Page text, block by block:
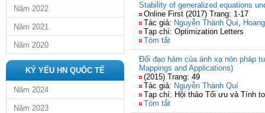
Năm 2022
Năm 2021
Năm 2020
KỶ YẾU HN QUỐC TẾ
Năm 2024
Năm 2023
Stability of generalized equations
Online First (2017) Trang: 1-17
Tác giả: Nguyễn Thành Quí,
Tạp chí: Optimization Letters
Tóm tắt
Đối đạo hàm của ánh xạ nón pháp
Mappings and Applications)
(2015) Trang: 49
Tác giả: Nguyễn Thành Quí
Tạp chí: Hội thảo Tối ưu và Tính
Tóm tắt